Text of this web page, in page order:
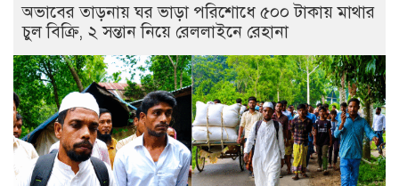
অভাবের তাড়নায় ঘর ভাড়া পরিশোধে ৫০০ টাকায় মাথার
চুল বিক্রি, ২ সন্তান নিয়ে রেললাইনে রেহানা